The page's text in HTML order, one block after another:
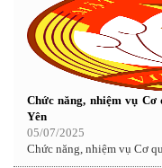
Chức năng, nhiệm vụ
Yên
05/07/2025
Chức năng, nhiệm vụ Cơ